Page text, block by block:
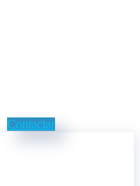
Contactar